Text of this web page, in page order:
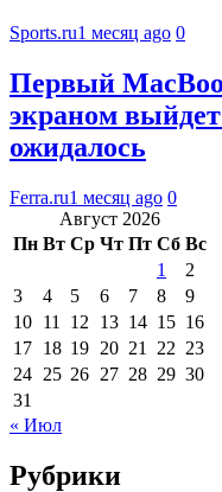
Sports.ru1 месяц ago 0
Первый
экраном
ожидалось
Ferra.ru1 месяц ago 0
Август 2026
Пн Вт Ср Чт Пт Сб Вс
1
2
3
4 5 6 7 8
9
10 11 12 13 14 15 16
17 18 19 20 21 22 23
24 25 26 27 28 29 30
31
« Июл
Рубрики